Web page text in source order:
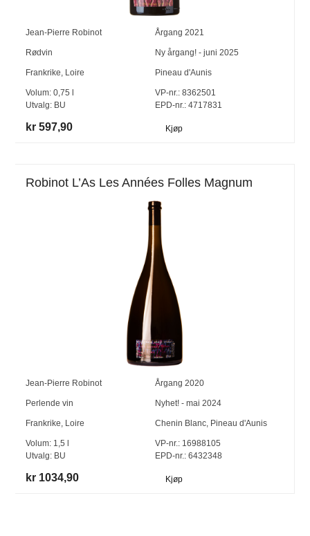
Jean-Pierre Robinot Årgang 2021
Rødvin Ny årgang! - juni 2025
Frankrike, Loire Pineau d'Aunis
Volum:0,75
Utvalg: BU
VP-nr.:8362501
EPD-nr.: 4717831
kr 597,90 Kjøp
Robinot L’As Les Années Folles Magnum
Jean-Pierre Robinot Årgang 2020
Perlende vin Nyhet! - mai 2024
Frankrike, Loire Chenin Blanc, Pineau d'Aunis
Volum: 1,5
Utvalg: BU
VP-nr.:16988105
EPD-nr.: 6432348
kr 1034,90 Kjøp